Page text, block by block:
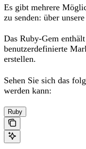
Es gibt mehrere
zu senden: über
Das Ruby-Gem
benutzerdefinierte
erstellen.
Sehen Sie sich das
werden kann:
Ruby